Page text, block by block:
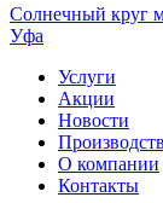
Солнечный круг
Уфа
Услуги
Акции
Новости
О компании
Контакты